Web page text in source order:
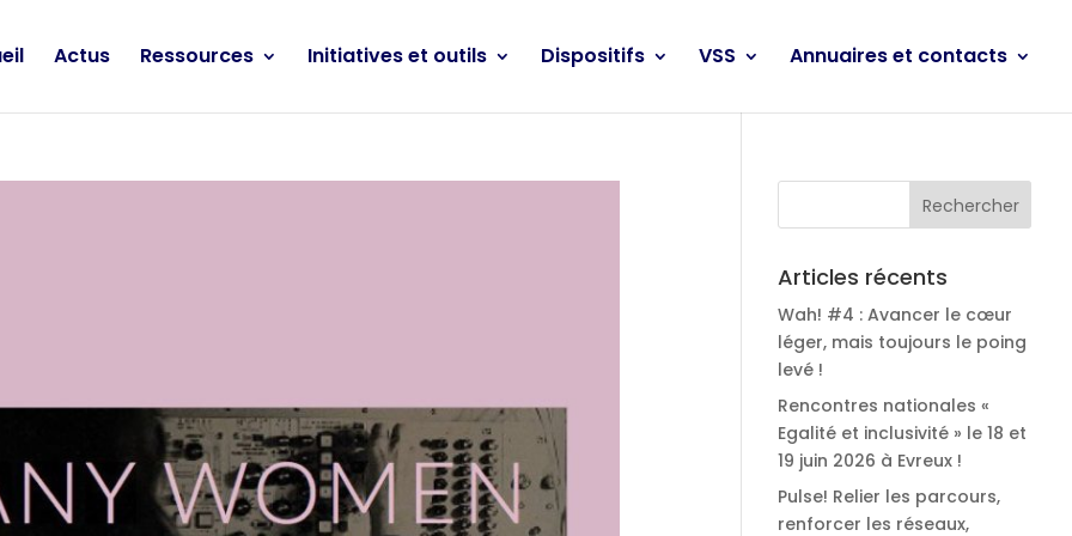
Actus Ressources Initiatives et outils Dispositifs VSS Annuaires et contacts
Articles récents
Wah! #4 : Avancer le cœur
léger, mais toujours le poing
levé !
Rencontres nationales «
Egalité et inclusivité » le 18 et
19 juin 2026 à Evreux !
Pulse! Relier les parcours,
renforcer les réseaux,